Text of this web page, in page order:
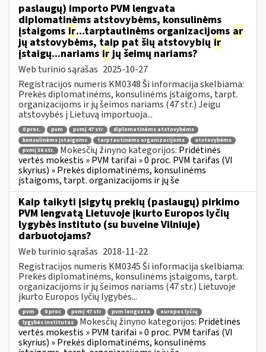
paslaugų) importo PVM lengvata
diplomatinėms atstovybėms, konsulinėms
įstaigoms ir...tarptautinėms organizacijoms ar
jų atstovybėms, taip pat šių atstovybių ir
įstaigų...nariams irjų šeimų nariams?
Web turinio sąrašas 2025-10-27
Registracijos numeris KM0348 Ši informacija skelbiama:
Prekės diplomatinėms, konsulinėms įstaigoms, tarpt.
organizacijoms ir jų šeimos nariams (47 str.) Jeigu
atstovybės į Lietuvą importuoja...
0 proc. pvm pvmį 47 str
diplomatinėms atstovybėms
konsulinėms įstaigoms
tarptautinėms organizacijoms
atstovybėms
pvmį 36 str.
Mokesčių žinyno kategorijos: Pridėtinės
vertės mokestis » PVM tarifai » 0 proc. PVM tarifas (VI
skyrius) » Prekės diplomatinėms, konsulinėms
įstaigoms, tarpt. organizacijoms ir jų še
Kaip taikyti įsigytų prekių (paslaugų) pirkimo
PVM lengvatą Lietuvoje įkurto Europos lyčių
lygybės instituto (su buveine Vilniuje)
darbuotojams?
Web turinio sąrašas 2018-11-22
Registracijos numeris KM0345 Ši informacija skelbiama:
Prekės diplomatinėms, konsulinėms įstaigoms, tarpt.
organizacijoms ir jų šeimos nariams (47 str.) Lietuvoje
įkurto Europos lyčių lygybės...
pvm 0 proc pvmį 47 str pvm lengvata
europos lyčių
lygybės institutas
Mokesčių žinyno kategorijos: Pridėtinės
vertės mokestis » PVM tarifai » 0 proc. PVM tarifas (VI
skyrius) » Prekės diplomatinėms, konsulinėms